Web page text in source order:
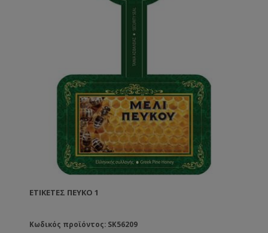
ΕΤΙΚΈΤΕΣ ΠΕΎΚΟ 1
Κωδικός προϊόντος: SK56209